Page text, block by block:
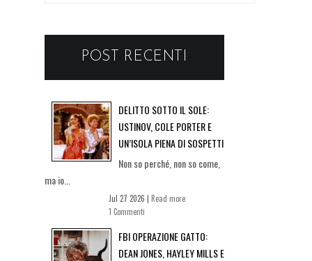
POST RECENTI
DELITTO SOTTO IL SOLE:
USTINOV, COLE PORTER E
UN’ISOLA PIENA DI SOSPETTI
Non so perché, non so come,
ma io...
Jul 27 2026 | Read more
1 Commenti
FBI OPERAZIONE GATTO:
DEAN JONES, HAYLEY MILLS E